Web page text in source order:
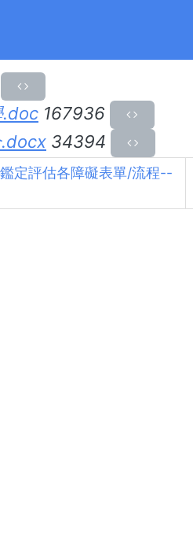
.doc 167936
34394
定評估各障礙表單/流程--